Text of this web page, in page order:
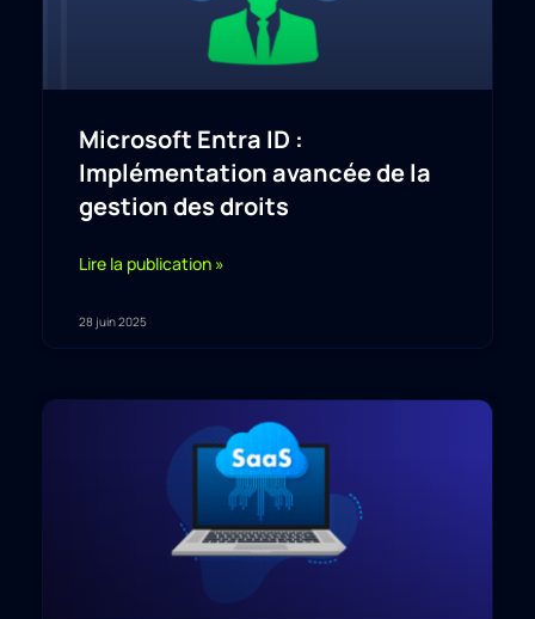
Microsoft Entra ID :
Implémentation avancée de la
gestion des droits
Lire la publication »
28 juin 2025